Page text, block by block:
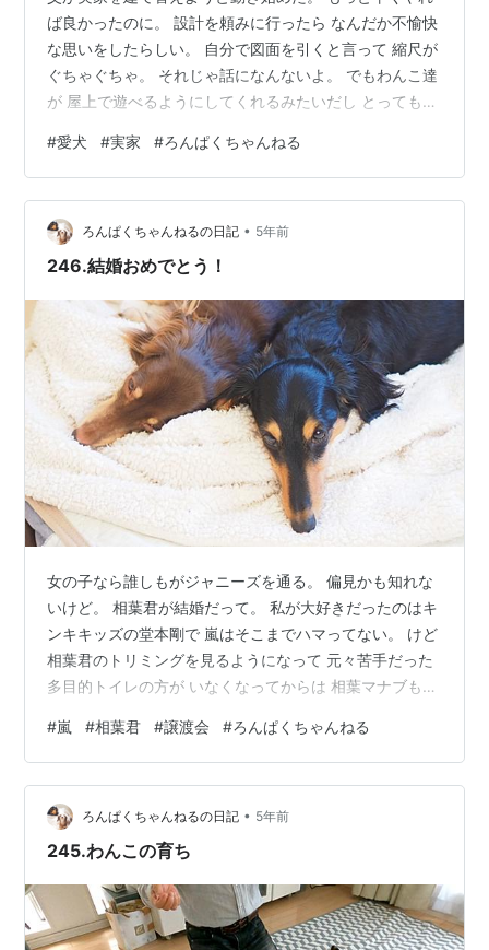
ば良かったのに。 設計を頼みに行ったら なんだか不愉快
な思いをしたらしい。 自分で図面を引くと言って 縮尺が
ぐちゃぐちゃ。 それじゃ話になんないよ。 でもわんこ達
が 屋上で遊べるようにしてくれるみたいだし とっても楽
とかお気に入りのお家を立てて欲しいな。 取り壊す前に
今の実家も撮影しておこう。 謎ポーズのハクさん 保護犬
をもっと身近に感じてほしい！YouTubeやっています！
https://www.youtube.com/channel/UCtKPQpamNMow
hnnYbHscgTg…
#愛犬 #実家 #ろんぱくちゃんねる
ろんぱくちゃんねるの日記 • 5年前
246.結婚おめでとう！
女の子なら誰しもがジャニーズを通る。 偏見かも知れな
いけど。 相葉君が結婚だって。 私が大好きだったのはキ
ンキキッズの堂本剛で 嵐はそこまでハマってない。 けど
相葉君のトリミングを見るようになって 元々苦手だった
多目的トイレの方が いなくなってからは 相葉マナブもよ
うぶつ園の放送の翌日で 放送に出ていた保護団体だった
ので だいぶにぎわっていた。 放送を見ていたのに出てい
た事に気づかなかったのだけど。 父と開始時間に合わせ
て乗り込んで ロンさんに会いに行った。 小さなケージの
ロンさん。 ちょっとすっとんきょうなお顔で どっか明後
#嵐 #相葉君 #譲渡会 #ろんぱくちゃんねる
ろんぱくちゃんねるの日記 • 5年前
245.わんこの育ち